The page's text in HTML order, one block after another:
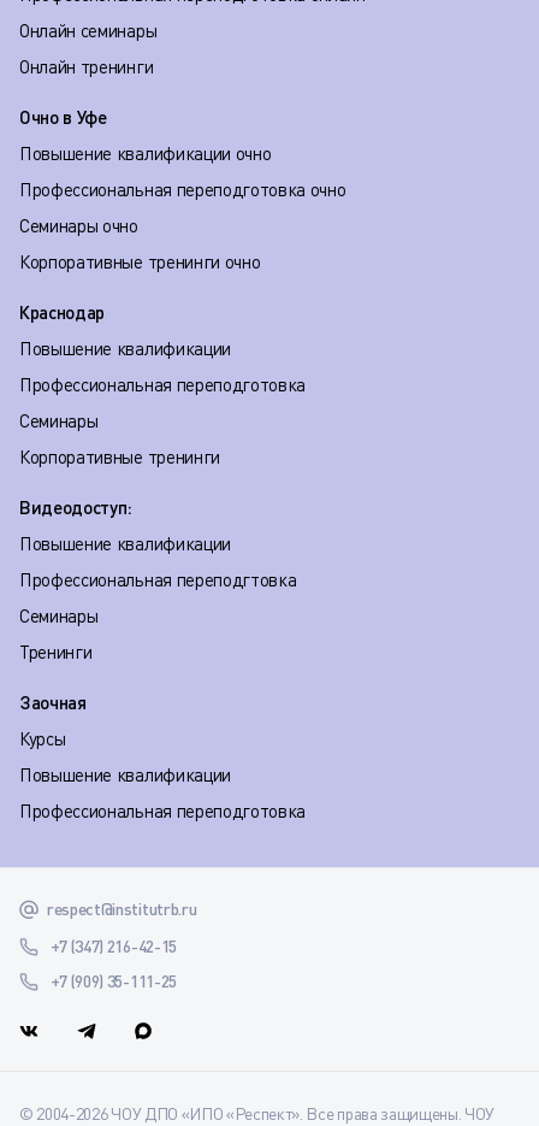
Онлайн семинары
Онлайн тренинги
Очно в Уфе
Повышение квалификации очно
Профессиональная переподготовка очно
Семинары очно
Корпоративные тренинги очно
Краснодар
Повышение квалификации
Профессиональная переподготовка
Семинары
Корпоративные тренинги
Видеодоступ:
Повышение квалификации
Профессиональная переподгтовка
Семинары
Тренинги
Заочная
Курсы
Повышение квалификации
Профессиональная переподготовка
respect@institutrb.ru
+7 (347) 216-42-15
+7 (909) 35-111-25
© 2004-2026 ЧОУ ДПО «ИПО «Респект». Все права защищены. ЧОУ